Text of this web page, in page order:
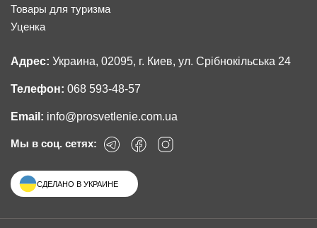
Товары для туризма
Уценка
Адрес: Украина, 02095, г. Киев, ул. Срібнокільська 24
Телефон: 068 593-48-57
Email: info@prosvetlenie.com.ua
Мы в соц. сетях:
СДЕЛАНО В УКРАИНЕ